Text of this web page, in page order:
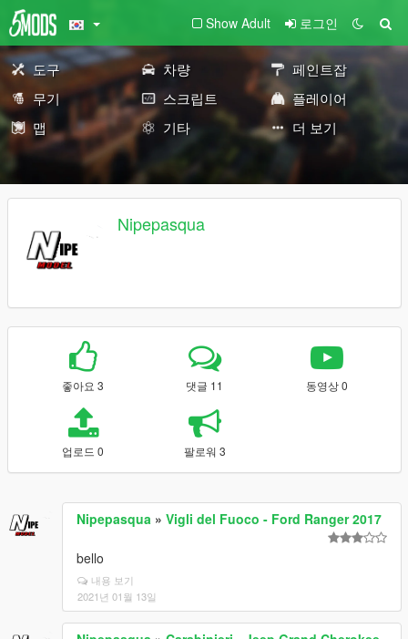
Show Adult 로그인
도구 차량
페인트잡
무기
스크립트
플레이어
맵
기타 더 보기
Nipepasqua
좋아요 3 댓글 11 동영상 0
업로드 0 팔로워 3
Nipepasqua » Vigli del Fuoco - Ford Ranger 2017
bello
내용 보기
2021년 01월 13일